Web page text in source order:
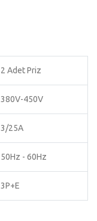
2 Adet Priz
380V-450V
3/25A
50Hz - 60Hz
3P+E